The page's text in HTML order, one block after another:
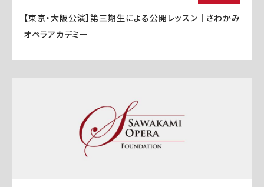
【東京・大阪公演】第三期生による公開レッスン｜さわかみ
オペラアカデミー